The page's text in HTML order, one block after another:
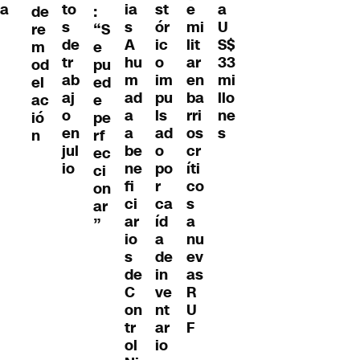
a
de
re
m
od
el
ac
ió
n
to
s
de
tr
ab
aj
o
en
jul
io
:
“S
e
pu
ed
e
pe
rf
ec
ci
on
ar
”
ia
s
A
hu
m
ad
a
a
be
ne
fi
ci
ar
io
s
de
C
on
tr
ol
st
ór
ic
o
im
pu
ls
ad
o
po
r
ca
íd
a
de
in
ve
nt
ar
io
e
mi
lit
ar
en
ba
rri
os
cr
íti
co
s
a
nu
ev
as
R
U
F
a
U
S$
33
mi
llo
ne
s